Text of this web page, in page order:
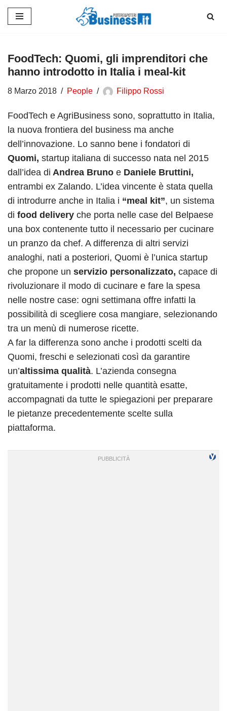
contenuto
FoodTech: Quomi, gli imprenditori che
hanno introdotto in Italia i meal-kit
8 Marzo 2018 People Filippo Rossi
FoodTech e AgriBusiness sono, soprattutto in Italia,
la nuova frontiera del business ma anche
dell’innovazione. Lo sanno bene i fondatori di
Quomi, startup italiana di successo nata nel 2015
dall’idea di Andrea Bruno e Daniele Bruttini,
entrambi ex Zalando. L’idea vincente è stata quella
di introdurre anche in Italia i “meal kit”, un sistema
di food delivery che porta nelle case del Belpaese
una box contenente tutto il necessario per cucinare
un pranzo da chef. A differenza di altri servizi
analoghi, nati a posteriori, Quomi è l’unica startup
che propone un servizio personalizzato, capace di
rivoluzionare il modo di cucinare e fare la spesa
nelle nostre case: ogni settimana offre infatti la
possibilità di scegliere cosa mangiare, selezionando
tra un menù di numerose ricette.
A far la differenza sono anche i prodotti scelti da
Quomi, freschi e selezionati così da garantire
un’altissima qualità. L’azienda consegna
gratuitamente i prodotti nelle quantità esatte,
accompagnati da tutte le spiegazioni per preparare
le pietanze precedentemente scelte sulla
piattaforma.